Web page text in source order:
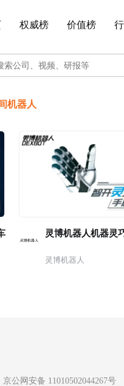
权威榜 价值榜
机器人
灵博机器人机器灵
灵博机器人
京公网安备 11010502044267号